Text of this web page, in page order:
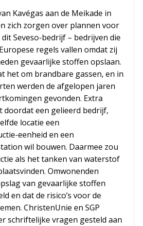
Kavégas aan de Meikade in
zich zorgen over plannen voor
Seveso-bedrijf – bedrijven die
regels vallen omdat zij
gevaarlijke stoffen opslaan.
het om brandbare gassen, en in
werden de afgelopen jaren
gevonden. Extra
een gelieerd bedrijf,
locatie een
eenheid en een
wil bouwen. Daarmee zou
als het tanken van waterstof
Omwonenden
van gevaarlijke stoffen
en dat de risico’s voor de
ChristenUnie en SGP
schriftelijke vragen gesteld aan